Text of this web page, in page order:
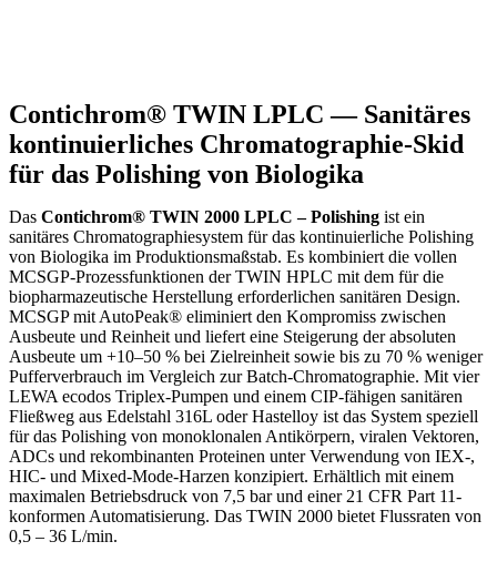
Contichrom® TWIN LPLC — Sanitäres
kontinuierliches Chromatographie-Skid
für das Polishing von Biologika
Das Contichrom® TWIN 2000 LPLC – Polishing ist ein
sanitäres Chromatographiesystem für das kontinuierliche Polishing
von Biologika im Produktionsmaßstab. Es kombiniert die vollen
MCSGP-Prozessfunktionen der TWIN HPLC mit dem für die
biopharmazeutische Herstellung erforderlichen sanitären Design.
MCSGP mit AutoPeak® eliminiert den Kompromiss zwischen
Ausbeute und Reinheit und liefert eine Steigerung der absoluten
Ausbeute um +10–50 % bei Zielreinheit sowie bis zu 70 % weniger
Pufferverbrauch im Vergleich zur Batch-Chromatographie. Mit vier
LEWA ecodos Triplex-Pumpen und einem CIP-fähigen sanitären
Fließweg aus Edelstahl 316L oder Hastelloy ist das System speziell
für das Polishing von monoklonalen Antikörpern, viralen Vektoren,
ADCs und rekombinanten Proteinen unter Verwendung von IEX-,
HIC- und Mixed-Mode-Harzen konzipiert. Erhältlich mit einem
maximalen Betriebsdruck von 7,5 bar und einer 21 CFR Part 11-
konformen Automatisierung. Das TWIN 2000 bietet Flussraten von
0,5 – 36 L/min.